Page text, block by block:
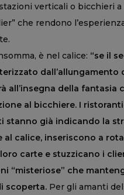
verticali o bicchieri
che rendono
è nel calice: “se il
dall’allungamento
all’insegna della fantasia
al bicchiere. I
stanno già indicando la
al calice, inseriscono a
carte e stuzzicano i
“misteriose” che
scoperta. Per gli amanti